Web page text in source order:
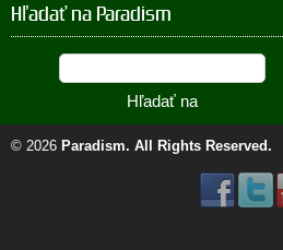
Hľadať na Paradism
© 2026 Paradism. All Rights Reserved.